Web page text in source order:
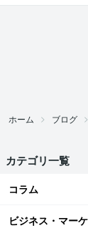
ホーム ブログ
カテゴリ一覧
コラム
ビジネス・マー